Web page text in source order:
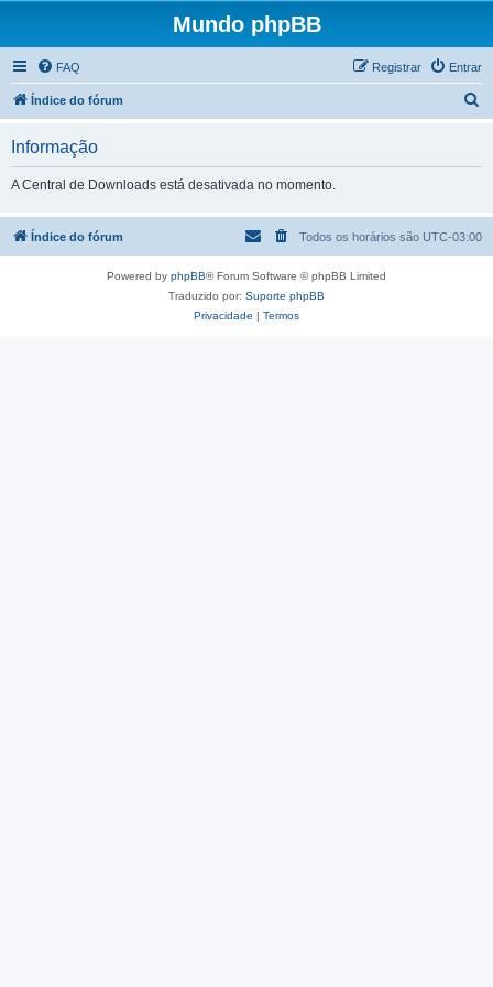
Mundo phpBB
FAQ Entrar
Registrar
Índice do fórum
i
s
Informação
A Central de Downloads está desativada no momento.
Índice do fórum Todos os horários são UTC-03:00
Powered by phpBB® Forum Software © phpBB Limited
Traduzido por: Suporte phpBB
Privacidade | Termos